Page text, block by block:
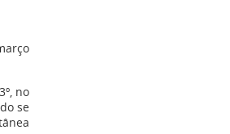
no
se